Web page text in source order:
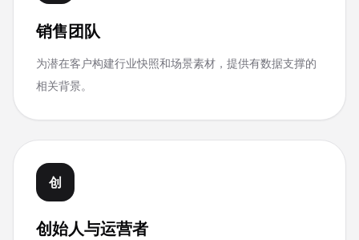
销售团队
为潜在客户构建行业快照和场景素材，提供有数据支撑的
相关背景。
创
创始人与运营者